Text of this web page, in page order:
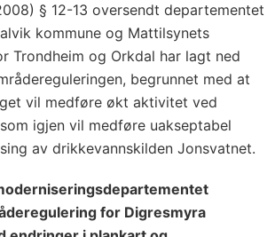
§ 12-13 oversendt departementet
kommune og Mattilsynets
Trondheim og Orkdal har lagt ned
begrunnet med at
vil medføre økt aktivitet ved
igjen vil medføre uakseptabel
av drikkevannskilden Jonsvatnet.
for Digresmyra